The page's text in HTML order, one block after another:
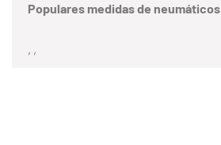
Populares medidas de neumáticos
, ,